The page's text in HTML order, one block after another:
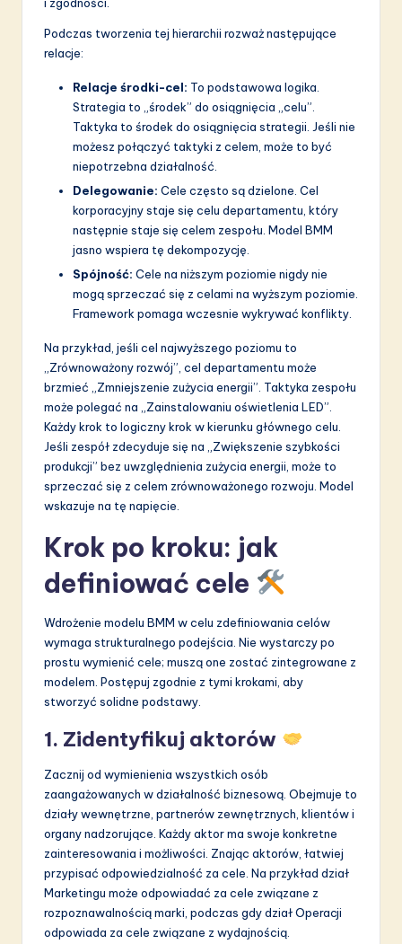
Podczas tworzenia tej hierarchii rozważ następujące
relacje:
Relacje środki-cel: To podstawowa logika.
Strategia to „środek” do osiągnięcia „celu”.
Taktyka to środek do osiągnięcia strategii. Jeśli nie
możesz połączyć taktyki z celem, może to być
niepotrzebna działalność.
Delegowanie: Cele często są dzielone. Cel
korporacyjny staje się celu departamentu, który
następnie staje się celem zespołu. Model BMM
jasno wspiera tę dekompozycję.
Spójność: Cele na niższym poziomie nigdy nie
mogą sprzeczać się z celami na wyższym poziomie.
Framework pomaga wczesnie wykrywać konflikty.
Na przykład, jeśli cel najwyższego poziomu to
„Zrównoważony rozwój”, cel departamentu może
brzmieć „Zmniejszenie zużycia energii”. Taktyka zespołu
może polegać na „Zainstalowaniu oświetlenia LED”.
Każdy krok to logiczny krok w kierunku głównego celu.
Jeśli zespół zdecyduje się na „Zwiększenie szybkości
produkcji” bez uwzględnienia zużycia energii, może to
sprzeczać się z celem zrównoważonego rozwoju. Model
wskazuje na tę napięcie.
Krok po kroku: jak
definiować cele
Wdrożenie modelu BMM w celu zdefiniowania celów
wymaga strukturalnego podejścia. Nie wystarczy po
prostu wymienić cele; muszą one zostać zintegrowane z
modelem. Postępuj zgodnie z tymi krokami, aby
stworzyć solidne podstawy.
1. Zidentyfikuj aktorów
Zacznij od wymienienia wszystkich osób
zaangażowanych w działalność biznesową. Obejmuje to
działy wewnętrzne, partnerów zewnętrznych, klientów i
organy nadzorujące. Każdy aktor ma swoje konkretne
zainteresowania i możliwości. Znając aktorów, łatwiej
przypisać odpowiedzialność za cele. Na przykład dział
Marketingu może odpowiadać za cele związane z
rozpoznawalnością marki, podczas gdy dział Operacji
odpowiada za cele związane z wydajnością.